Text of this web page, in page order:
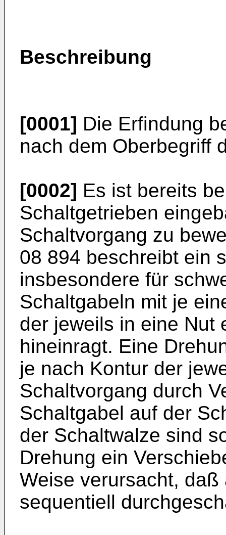
Beschreibung
[0001] Die Erfindung
nach dem Oberbegriff
[0002] Es ist bereits
Schaltgetrieben
Schaltvorgang zu
08 894 beschreibt ein
insbesondere für
Schaltgabeln mit je
der jeweils in eine Nut
hineinragt. Eine
je nach Kontur der
Schaltvorgang durch
Schaltgabel auf der
der Schaltwalze sind
Drehung ein
Weise verursacht,
sequentiell